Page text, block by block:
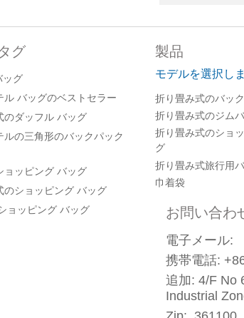
グ
ッグ
ル バッグのベストセラー
のダッフル バッグ
ルの三角形のバックパック
ョッピング バッグ
のショッピング バッグ
ョッピング バッグ
製品
モデルを選択しま
折り畳み式のバッ
折り畳み式のジム
折り畳み式のショ
グ
折り畳み式旅行用
巾着袋
お問い合わ
電子メール:
携帯電話:
追加: 4/F No
Industrial